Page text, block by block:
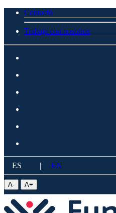
Contacto
Trabaja con nosotros
ES | EN
A- A+